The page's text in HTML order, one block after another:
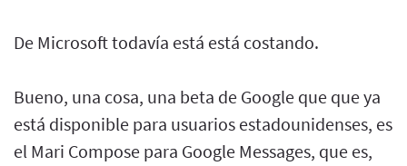
De Microsoft todavía está está costando.
Bueno, una cosa, una beta de Google que que ya
está disponible para usuarios estadounidenses, es
el Mari Compose para Google Messages, que es,